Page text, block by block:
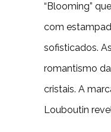
“Blooming”
com
sofisticados.
romantismo
cristais. A
Louboutin